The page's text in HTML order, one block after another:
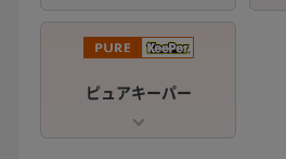
ピュアキーパー